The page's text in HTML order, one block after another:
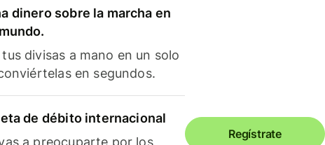
dinero sobre la marcha en
divisas a mano en un solo
en segundos.
de débito internacional
a preocuparte por los
Regístrate